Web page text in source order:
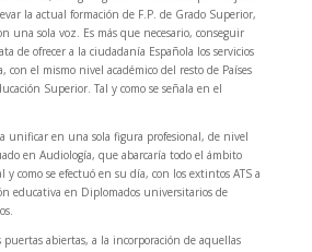
la actual formación de F.P. de Grado Superior,
una sola voz. Es más que necesario, conseguir
de ofrecer a la ciudadanía Española los servicios
con el mismo nivel académico del resto de Países
Superior. Tal y como se señala en el
unificar en una sola figura profesional, de nivel
en Audiología, que abarcaría todo el ámbito
y como se efectuó en su día, con los extintos ATS a
educativa en Diplomados universitarios de
puertas abiertas, a la incorporación de aquellas